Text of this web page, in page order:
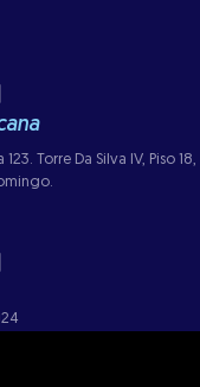
Torre Da Silva IV, Piso 18,